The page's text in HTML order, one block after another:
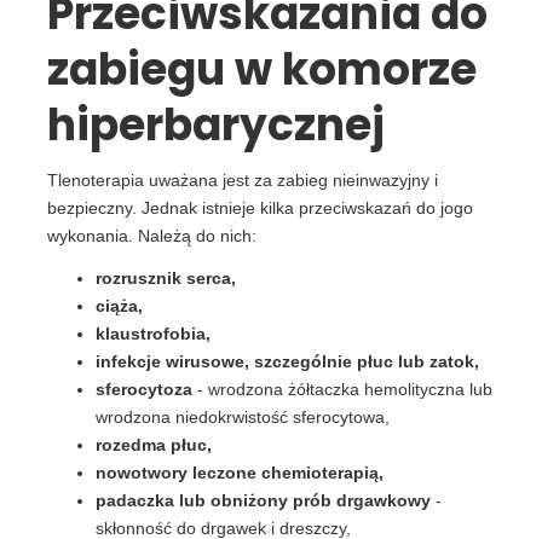
Przeciwskazania do
zabiegu w komorze
hiperbarycznej
Tlenoterapia uważana jest za zabieg nieinwazyjny i
bezpieczny. Jednak istnieje kilka przeciwskazań do jogo
wykonania. Należą do nich:
rozrusznik serca,
ciąża,
klaustrofobia,
infekcje wirusowe, szczególnie płuc lub zatok,
sferocytoza - wrodzona żółtaczka hemolityczna lub
wrodzona niedokrwistość sferocytowa,
rozedma płuc,
nowotwory leczone chemioterapią,
padaczka lub obniżony prób drgawkowy -
skłonność do drgawek i dreszczy,